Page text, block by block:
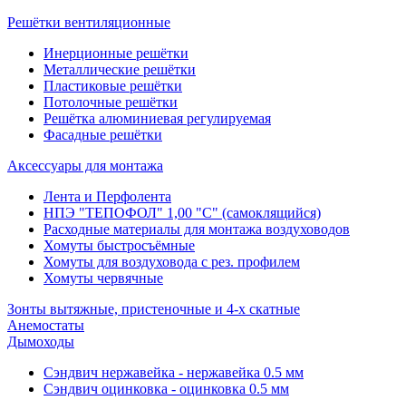
Решётки вентиляционные
Инерционные решётки
Металлические решётки
Пластиковые решётки
Потолочные решётки
Решётка алюминиевая регулируемая
Фасадные решётки
Аксессуары для монтажа
Лента и Перфолента
НПЭ "ТЕПОФОЛ" 1,00 "С" (самоклящийся)
Расходные материалы для монтажа воздуховодов
Хомуты быстросъёмные
Хомуты для воздуховода с рез. профилем
Хомуты червячные
Зонты вытяжные, пристеночные и 4-х скатные
Анемостаты
Дымоходы
Сэндвич нержавейка - нержавейка 0.5 мм
Сэндвич оцинковка - оцинковка 0.5 мм